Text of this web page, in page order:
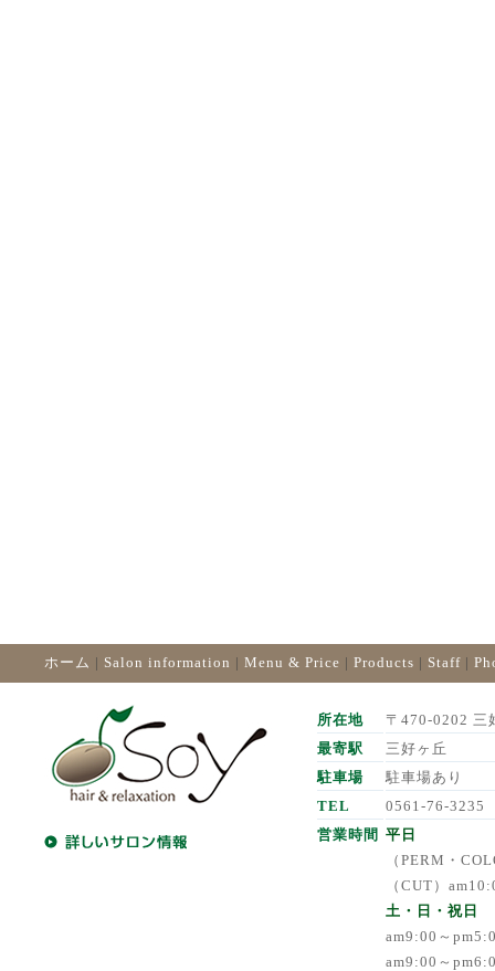
ホーム | Salon information | Menu & Price | Products | Staff |
所在地
〒470-0202 三
最寄駅
三好ヶ丘
駐車場
駐車場あり
TEL
0561-76-3235
営業時間 平日
（PERM・
（CUT）
土・日・祝日
am9:00～
am9:00～